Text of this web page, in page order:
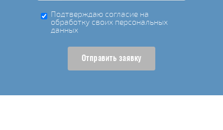
Подтверждаю согласие на
обработку своих персональных
данных
Отправить заявку